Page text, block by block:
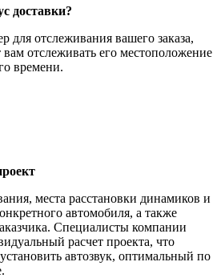
доставки?
для отслеживания вашего заказа,
отслеживать его местоположение
времени.
места расстановки динамиков и
автомобиля, а также
Специалисты компании
расчет проекта, что
автозвук, оптимальный по